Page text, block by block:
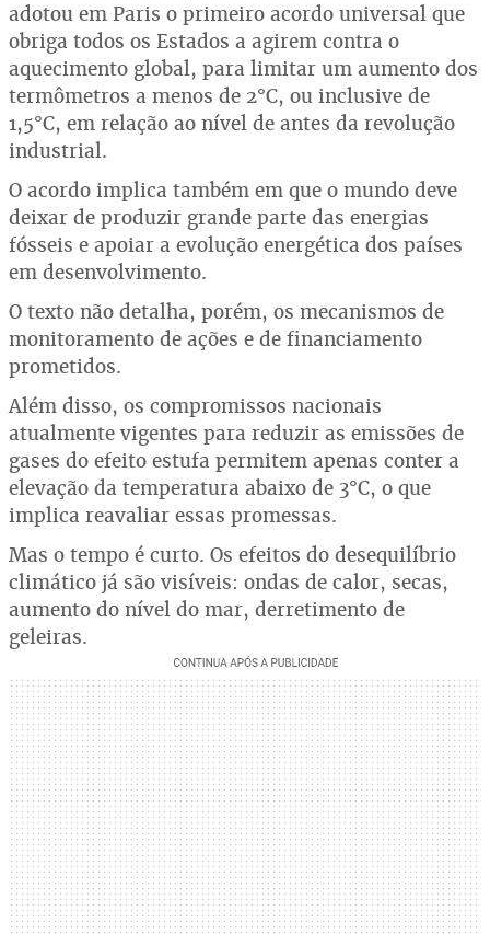
adotou em Paris o primeiro acordo universal que
obriga todos os Estados a agirem contra o
aquecimento global, para limitar um aumento dos
termômetros a menos de 2°C, ou inclusive de
1,5°C, em relação ao nível de antes da revolução
industrial.
O acordo implica também em que o mundo deve
deixar de produzir grande parte das energias
fósseis e apoiar a evolução energética dos países
em desenvolvimento.
O texto não detalha, porém, os mecanismos de
monitoramento de ações e de financiamento
prometidos.
Além disso, os compromissos nacionais
atualmente vigentes para reduzir as emissões de
gases do efeito estufa permitem apenas conter a
elevação da temperatura abaixo de 3°C, o que
implica reavaliar essas promessas.
Mas o tempo é curto. Os efeitos do desequilíbrio
climático já são visíveis: ondas de calor, secas,
aumento do nível do mar, derretimento de
geleiras.